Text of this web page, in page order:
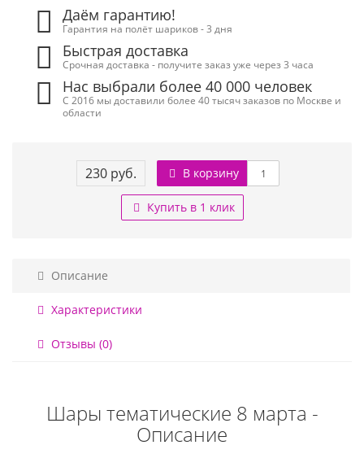
Даём гарантию!
Гарантия на полёт шариков - 3 дня
Быстрая доставка
Срочная доставка - получите заказ уже через 3 часа
Нас выбрали более 40 000 человек
С 2016 мы доставили более 40 тысяч заказов по Москве и
области
230 руб. В корзину
Купить в 1 клик
Описание
Характеристики
Отзывы (0)
Шары тематические 8 марта -
Описание